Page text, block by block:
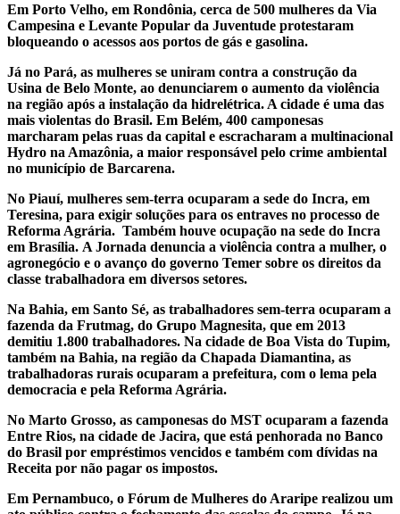
Em Porto Velho, em Rondônia, cerca de 500 mulheres da Via
Campesina e Levante Popular da Juventude protestaram
bloqueando o acessos aos portos de gás e gasolina.
Já no Pará, as mulheres se uniram contra a construção da
Usina de Belo Monte, ao denunciarem o aumento da violência
na região após a instalação da hidrelétrica. A cidade é uma das
mais violentas do Brasil. Em Belém, 400 camponesas
marcharam pelas ruas da capital e escracharam a multinacional
Hydro na Amazônia, a maior responsável pelo crime ambiental
no município de Barcarena.
No Piauí, mulheres sem-terra ocuparam a sede do Incra, em
Teresina, para exigir soluções para os entraves no processo de
Reforma Agrária. Também houve ocupação na sede do Incra
em Brasília. A Jornada denuncia a violência contra a mulher, o
agronegócio e o avanço do governo Temer sobre os direitos da
classe trabalhadora em diversos setores.
Na Bahia, em Santo Sé, as trabalhadores sem-terra ocuparam a
fazenda da Frutmag, do Grupo Magnesita, que em 2013
demitiu 1.800 trabalhadores. Na cidade de Boa Vista do Tupim,
também na Bahia, na região da Chapada Diamantina, as
trabalhadoras rurais ocuparam a prefeitura, com o lema pela
democracia e pela Reforma Agrária.
No Marto Grosso, as camponesas do MST ocuparam a fazenda
Entre Rios, na cidade de Jacira, que está penhorada no Banco
do Brasil por empréstimos vencidos e também com dívidas na
Receita por não pagar os impostos.
Em Pernambuco, o Fórum de Mulheres do Araripe realizou um